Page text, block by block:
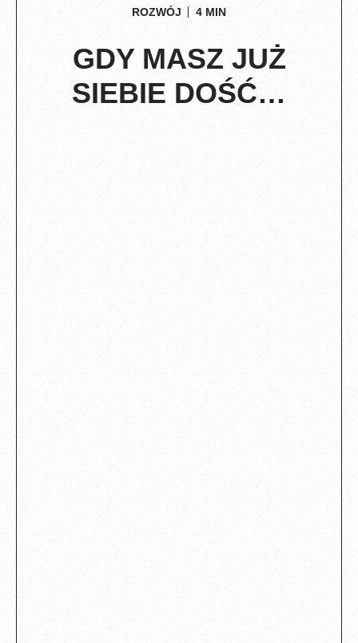
ROZWÓJ 4 MIN
GDY MASZ JUŻ
SIEBIE DOŚĆ…